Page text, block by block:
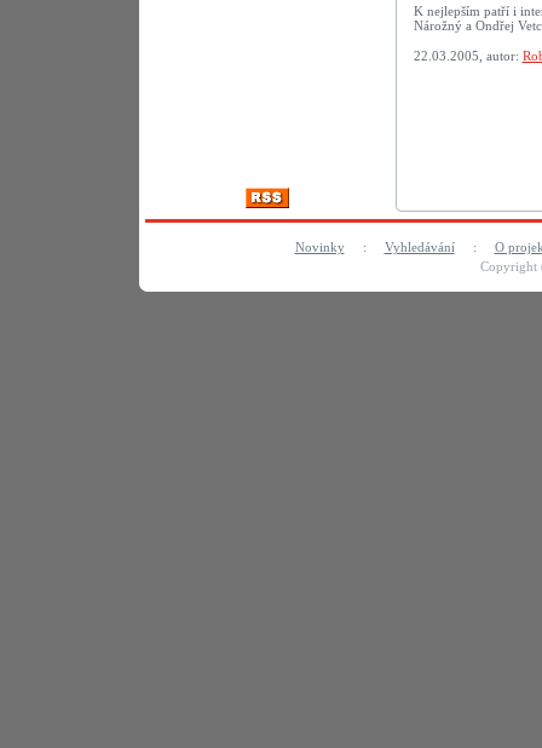
K nejlepším patří i
Nárožný a Ondřej
22.03.2005, autor:
Novinky: Vyhledávání: O
Copyright